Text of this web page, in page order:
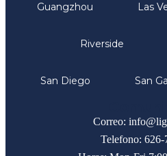
Guangzhou Las
Riverside
San Diego San
Correo:
Telefono: 626-